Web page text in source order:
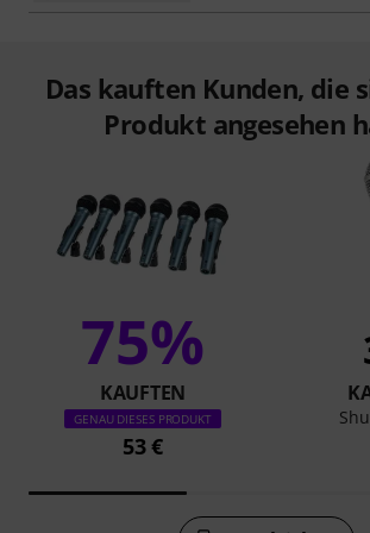
Das kauften Kunden, die
Produkt angesehen
75%
KAUFTEN
GENAU DIESES PRODUKT
53 €